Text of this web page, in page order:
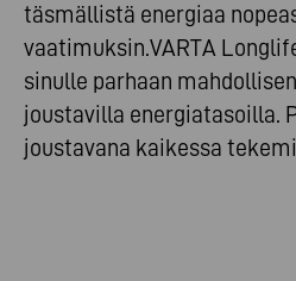
täsmällistä energiaa
vaatimuksin.VARTA
sinulle parhaan
joustavilla energiatasoilla.
joustavana kaikessa